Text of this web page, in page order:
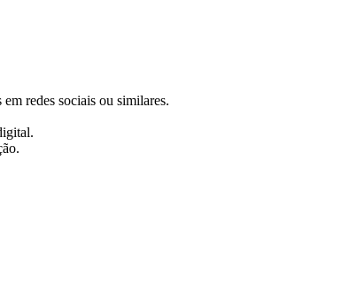
redes sociais ou similares.